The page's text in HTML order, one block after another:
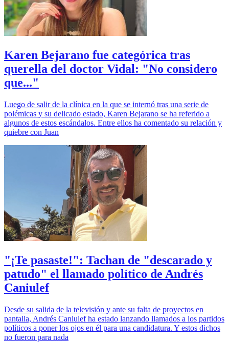
Karen Bejarano fue categórica tras
querella del doctor Vidal: "No considero
que..."
Luego de salir de la clínica en la que se internó tras una serie de
polémicas y su delicado estado, Karen Bejarano se ha referido a
algunos de estos escándalos. Entre ellos ha comentado su relación y
quiebre con Juan
"¡Te pasaste!": Tachan de "descarado y
patudo" el llamado político de Andrés
Caniulef
Desde su salida de la televisión y ante su falta de proyectos en
pantalla, Andrés Caniulef ha estado lanzando llamados a los partidos
políticos a poner los ojos en él para una candidatura. Y estos dichos
no fueron para nada